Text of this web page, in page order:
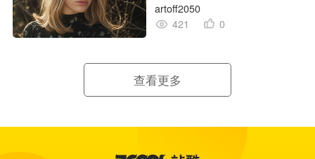
artoff2050
421
0
查看更多